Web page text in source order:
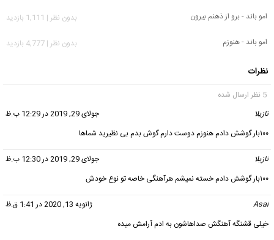
امو باند - برو از ذهنم بیرون
بدون نظر | 1,111 بازدید
امو باند - هنوزم
بدون نظر | 4,777 بازدید
نظرات
5 نظر ارسال شده
نازیلا
جولای 29, 2019 در 12:29 ب.ظ
۱۰۰بار گوشش دادم هنوزم دوست دارم گوش بدم بی نظیرید شماها
نازیلا
جولای 29, 2019 در 12:30 ب.ظ
۱۰۰بار گوشش دادم خسته نمیشم هرآهنگی خاصه تو نوع خودش
Asal
ژانویه 13, 2020 در 1:41 ق.ظ
خیلی قشنگه آهنگش صداهاشون به ادم آرامش میده